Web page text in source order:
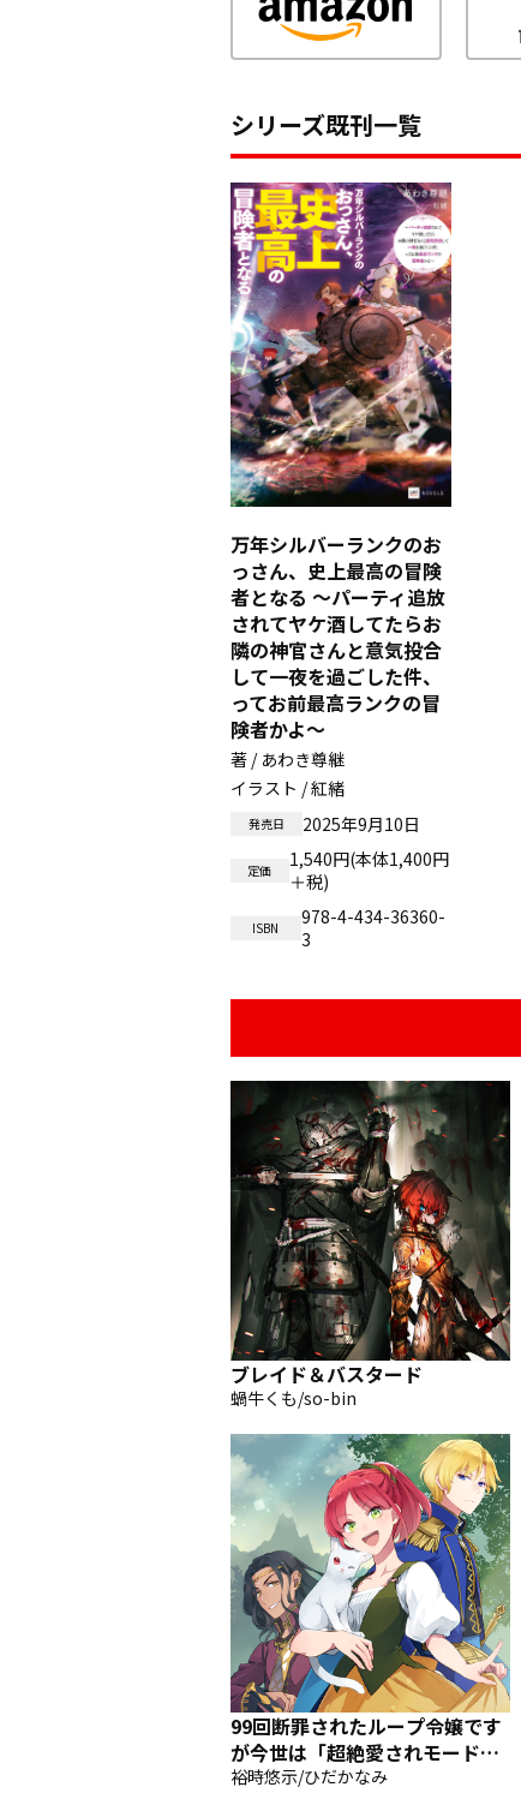
シリーズ既刊一覧
万年シルバーランクのお
っさん、史上最高の冒険
者となる ～パーティ追放
されてヤケ酒してたらお
隣の神官さんと意気投合
して一夜を過ごした件、
ってお前最高ランクの冒
険者かよ～
著 / あわき尊継
イラスト / 紅緒
発売日 2025年9月10日
定価
1,540円(本体1,400円
＋税)
ISBN
978-4-434-36360-
3
ブレイド＆バスタード
蝸牛くも/so-bin
99回断罪されたループ令嬢です
が今世は「超絶愛されモード」
ですって!? 〜真の力に目覚めて
裕時悠示/ひだかなみ